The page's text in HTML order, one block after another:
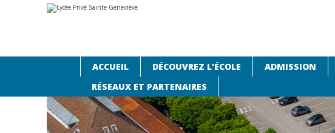
la
ACCUEIL DÉCOUVREZ L'ÉCOLE ADMISSION
RÉSEAUX ET PARTENAIRES
Accueil›Agenda Présentation de l'école Centrale Paris